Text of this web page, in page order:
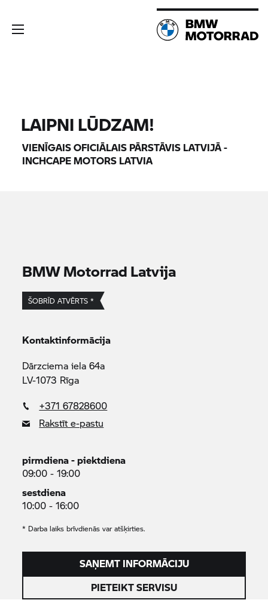
LAIPNI LŪDZAM!
VIENĪGAIS OFICIĀLAIS PĀRSTĀVIS LATVIJĀ -
INCHCAPE MOTORS LATVIA
BMW Motorrad Latvija
ŠOBRĪD ATVĒRTS *
Kontaktinformācija
Dārzciema iela 64a
LV-1073 Rīga
+371 67828600
Rakstīt e-pastu
pirmdiena - piektdiena
09:00 - 19:00
sestdiena
10:00 - 16:00
* Darba laiks brīvdienās var atšķirties.
SAŅEMT INFORMĀCIJU
PIETEIKT SERVISU